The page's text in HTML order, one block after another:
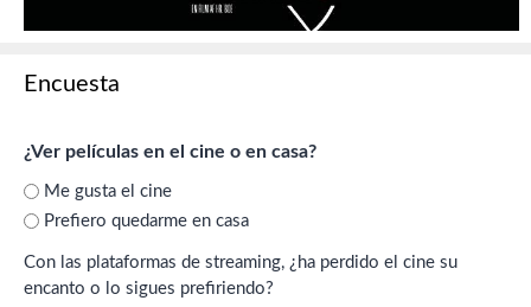
Encuesta
¿Ver películas en el cine o en casa?
Me gusta el cine
Prefiero quedarme en casa
Con las plataformas de streaming, ¿ha perdido el cine su
encanto o lo sigues prefiriendo?